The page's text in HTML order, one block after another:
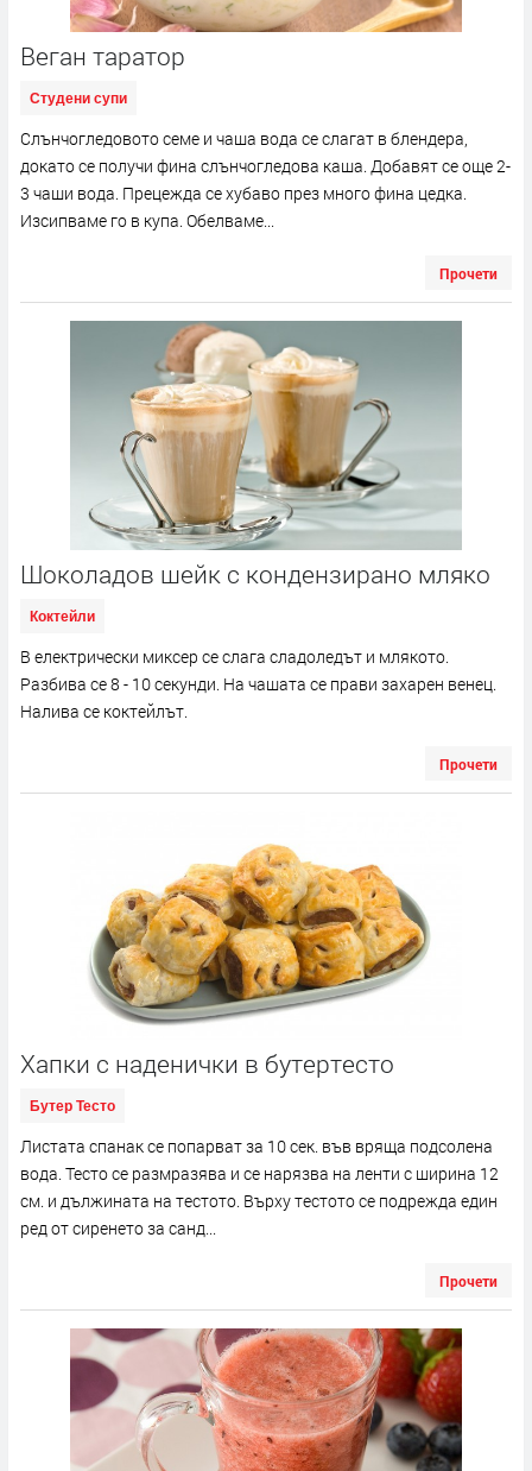
Веган таратор
Студени супи
Слънчогледовото семе и чаша вода се слагат в блендера,
докато се получи фина слънчогледова каша. Добавят се още 2-
3 чаши вода. Прецежда се хубаво през много фина цедка.
Изсипваме го в купа. Обелваме...
Прочети
Шоколадов шейк с кондензирано мляко
Коктейли
В електрически миксер се слага сладоледът и млякото.
Разбива се 8 - 10 секунди. На чашата се прави захарен венец.
Налива се коктейлът.
Прочети
Хапки с наденички в бутертесто
Бутер Тесто
Листата спанак се попарват за 10 сек. във вряща подсолена
вода. Тесто се размразява и се нарязва на ленти с ширина 12
см. и дължината на тестото. Върху тестото се подрежда един
ред от сиренето за санд...
Прочети